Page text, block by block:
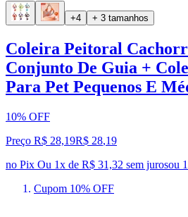
+4 + 3 tamanhos
Coleira Peitoral
Conjunto De Guia +
Para Pet Pequenos E
10% OFF
Preço R$ 28,19R$ 28,19
no Pix Ou 1x de R$ 31,32 sem jurosou 1
Cupom 10% OFF